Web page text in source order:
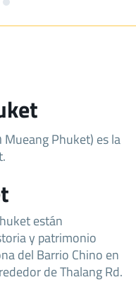
Phuket) es la
están
y patrimonio
del Barrio Chino en
de Thalang Rd.